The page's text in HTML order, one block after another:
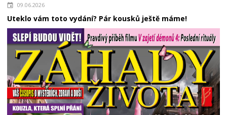
09.06.2026
Uteklo vám toto vydání? Pár kousků ještě máme!